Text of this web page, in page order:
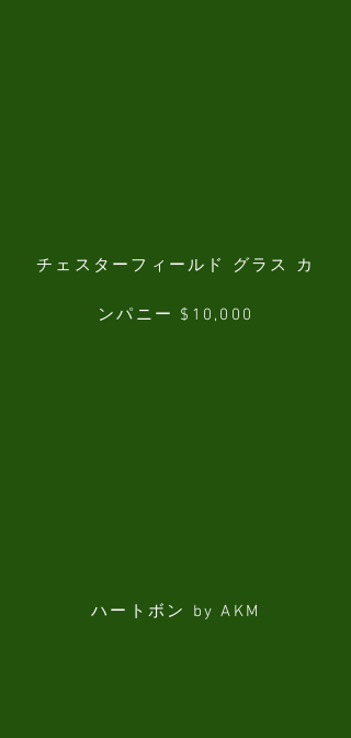
チェスターフィールド グラス カ
ンパニー $10,000
ハートボン by AKM